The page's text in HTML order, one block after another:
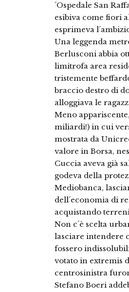
´Ospedale San
esibiva come fiori
esprimeva
Una leggenda
Berlusconi abbia
limitrofa area
tristemente
braccio destro di
alloggiava le
Meno
miliardi!) in cui
mostrata da
valore in Borsa,
Cuccia aveva già
godeva della
Mediobanca,
dell´economia di
acquistando
Non c´è scelta
lasciare intendere
fossero
votato in extremis
centrosinistra
Stefano Boeri